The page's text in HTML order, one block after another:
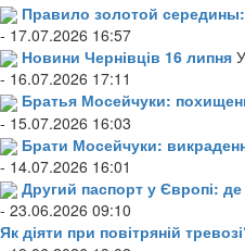
Правило золотой
- 17.07.2026 16:57
Новини Чернівців 16 липня
- 16.07.2026 17:11
Братья Мосейчуки:
- 15.07.2026 16:03
Брати Мосейчуки:
- 14.07.2026 16:01
Другий паспорт у Європі:
- 23.06.2026 09:10
Як діяти при повітряній